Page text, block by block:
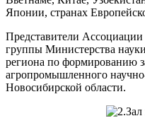
Японии, странах
Представители Ассоциации
группы Министерства
региона по формированию
агропромышленного
Новосибирской области.